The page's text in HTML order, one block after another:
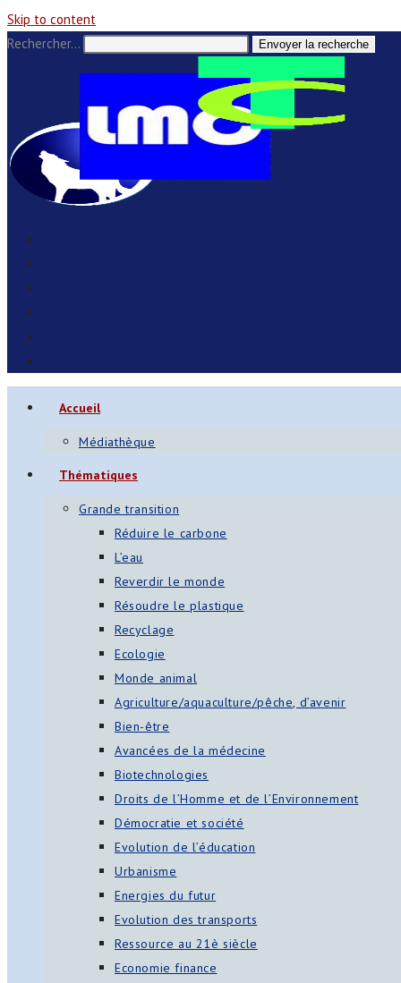
Skip to content
Rechercher…
Envoyer la recherche
Accueil
Médiathèque
Thématiques
Grande transition
Réduire le carbone
L’eau
Reverdir le monde
Résoudre le plastique
Recyclage
Ecologie
Monde animal
Agriculture/aquaculture/pêche, d’avenir
Bien-être
Avancées de la médecine
Biotechnologies
Droits de l’Homme et de l’Environnement
Démocratie et société
Evolution de l’éducation
Urbanisme
Energies du futur
Evolution des transports
Ressource au 21è siècle
Economie finance